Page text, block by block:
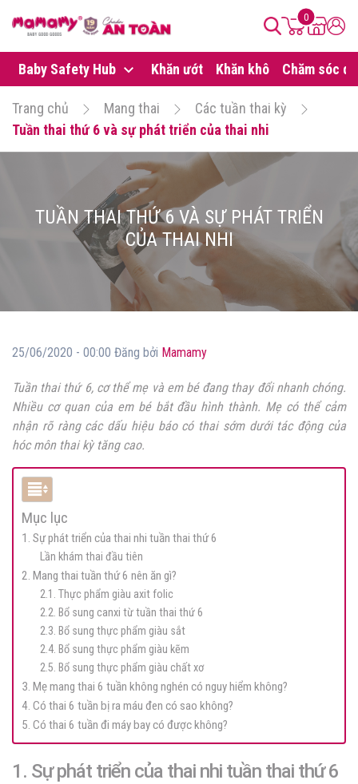
0
Baby Safety Hub Khăn ướt Khăn khô Chăm sóc da
Trang chủ Mang thai
Các tuần thai kỳ
Tuần thai thứ 6 và sự phát triển của thai nhi
TUẦN THAI THỨ 6 VÀ SỰ PHÁT TRIỂN
CỦA THAI NHI
25/06/2020 - 00:00 Đăng bởi Mamamy
Tuần thai thứ 6, cơ thể mẹ và em bé đang thay đổi nhanh chóng.
Nhiều cơ quan của em bé bắt đầu hình thành. Mẹ có thể cảm
nhận rõ ràng các dấu hiệu báo có thai sớm dưới tác động của
hóc môn thai kỳ tăng cao.
Mục lục
1. Sự phát triển của thai nhi tuần thai thứ 6
Lần khám thai đầu tiên
2. Mang thai tuần thứ 6 nên ăn gì?
2.1. Thực phẩm giàu axit folic
2.2. Bổ sung canxi từ tuần thai thứ 6
2.3. Bổ sung thực phẩm giàu sắt
2.4. Bổ sung thực phẩm giàu kẽm
2.5. Bổ sung thực phẩm giàu chất xơ
3. Mẹ mang thai 6 tuần không nghén có nguy hiểm không?
4. Có thai 6 tuần bị ra máu đen có sao không?
5. Có thai 6 tuần đi máy bay có được không?
1. Sự phát triển của thai nhi tuần thai thứ 6